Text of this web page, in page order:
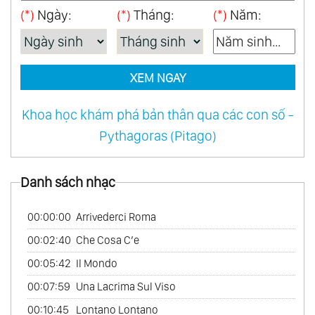
46.When A Man Loves A Woman
47.Amour Pour Amour
48.Japon Mon Amour
49.Two Together
50.One World Of Music
Reveries Vol.1
52.Love Follow Us
53.Love French Style
55.My Australian Collection
56.Tango
57.Les Rendez - Vous Du Hasard
58.My Bossa Nova Favorites
(*) Ngày: (*) Tháng: (*) Năm:
XEM NGAY
Khoa học khám phá bản thân qua các con số -
Pythagoras (Pitago)
Danh sách nhạc
00:00:00 Arrivederci Roma
00:02:40 Che Cosa C’e
00:05:42 Il Mondo
00:07:59 Una Lacrima Sul Viso
00:10:45 Lontano Lontano